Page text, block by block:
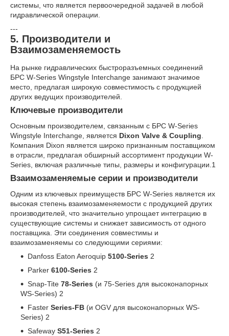
системы, что является первоочередной задачей в любой
гидравлической операции.
---
5. Производители и
Взаимозаменяемость
На рынке гидравлических быстроразъемных соединений
БРС W-Series Wingstyle Interchange занимают значимое
место, предлагая широкую совместимость с продукцией
других ведущих производителей.
Ключевые производители
Основным производителем, связанным с БРС W-Series
Wingstyle Interchange, является Dixon Valve & Coupling
Компания Dixon является широко признанным поставщиком
в отрасли, предлагая обширный ассортимент продукции W-
Series, включая различные типы, размеры и конфигурации. 1
Взаимозаменяемые серии и производители
Одним из ключевых преимуществ БРС W-Series является их
высокая степень взаимозаменяемости с продукцией других
производителей, что значительно упрощает интеграцию в
существующие системы и снижает зависимость от одного
поставщика. Эти соединения совместимы и
взаимозаменяемы со следующими сериями:
Danfoss Eaton Aeroquip 5100-Series 2
Parker 6100-Series 2
Snap-Tite 78-Series (и 75-Series для высоконапорных
WS-Series) 2
Faster Series-FB (и OGV для высоконапорных WS-
Series) 2
Safeway S51-Series 2